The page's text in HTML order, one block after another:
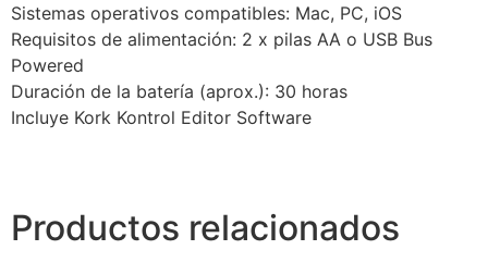
Sistemas operativos compatibles: Mac, PC, iOS
Requisitos de alimentación: 2 x pilas AA o USB Bus
Powered
Duración de la batería (aprox.): 30 horas
Incluye Kork Kontrol Editor Software
Productos relacionados